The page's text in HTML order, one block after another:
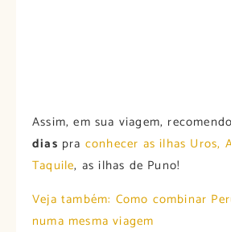
Assim, em sua viagem,
dias pra conhecer as ilhas Uros,
Taquile, as ilhas de Puno!
Veja também: Como combinar
numa mesma viagem